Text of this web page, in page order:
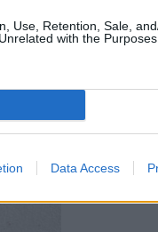
Use, Retention, Sale,
with the
Data Access